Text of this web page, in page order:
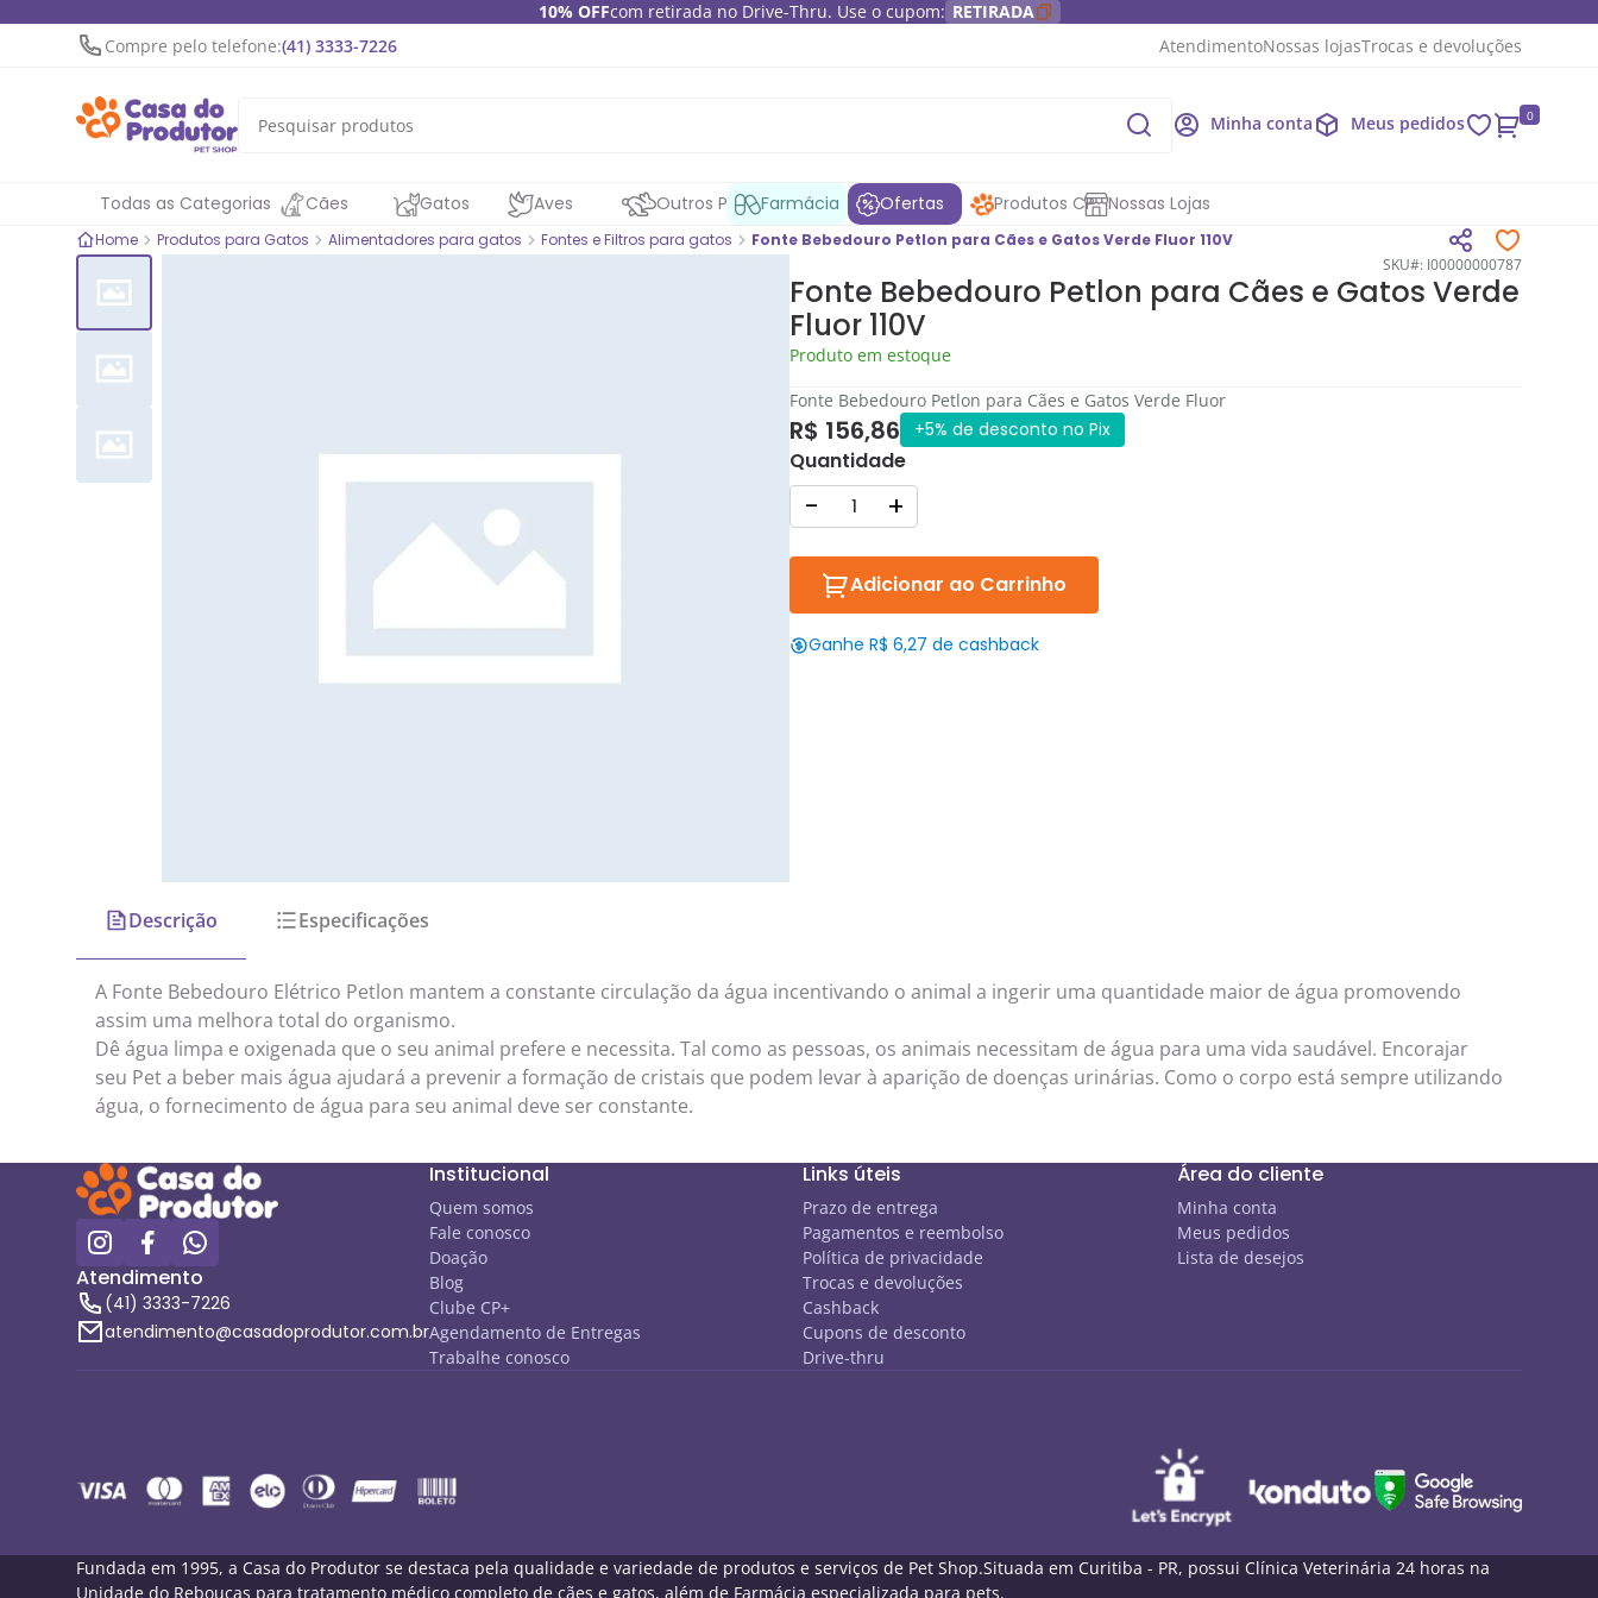
10% OFFcom retirada no Drive-Thru. Use o cupom: RETIRADA
Compre pelo telefone:(41) 3333-7226 AtendimentoNossas lojasTrocas e devoluções
Minha conta Meus pedidos 0
Todas as Categorias Cães Gatos Aves Outros Pets Farmácia Ofertas Produtos CP Nossas Lojas
Home Produtos para Gatos Alimentadores para gatos Fontes e Filtros para gatos
Fonte Bebedouro Petlon para Cães e Gatos Verde Fluor 110V
SKU#: I00000000787
Fonte Bebedouro Petlon para Cães e Gatos Verde
Fluor 110V
Produto em estoque
Fonte Bebedouro Petlon para Cães e Gatos Verde Fluor
R$ 156,86 +5% de desconto no Pix
Quantidade
- +
Adicionar ao Carrinho
Ganhe R$ 6,27 de cashback
Descrição Especificações
A Fonte Bebedouro Elétrico Petlon mantem a constante circulação da água incentivando o animal a ingerir uma quantidade maior de água promovendo
assim uma melhora total do organismo.
Dê água limpa e oxigenada que o seu animal prefere e necessita. Tal como as pessoas, os animais necessitam de água para uma vida saudável. Encorajar
seu Pet a beber mais água ajudará a prevenir a formação de cristais que podem levar à aparição de doenças urinárias. Como o corpo está sempre utilizando
água, o fornecimento de água para seu animal deve ser constante.
Atendimento
(41) 3333-7226
atendimento@casadoprodutor.com.br
Institucional
Quem somos
Fale conosco
Doação
Blog
Clube CP+
Agendamento de Entregas
Trabalhe conosco
Links úteis
Prazo de entrega
Pagamentos e reembolso
Política de privacidade
Trocas e devoluções
Cashback
Cupons de desconto
Drive-thru
Área do cliente
Minha conta
Meus pedidos
Lista de desejos
Fundada em 1995, a Casa do Produtor se destaca pela qualidade e variedade de produtos e serviços de Pet Shop.Situada em Curitiba - PR, possui Clínica Veterinária 24 horas na
Unidade do Rebouças para tratamento médico completo de cães e gatos, além de Farmácia especializada para pets.